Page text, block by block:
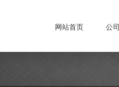
网站首页 公